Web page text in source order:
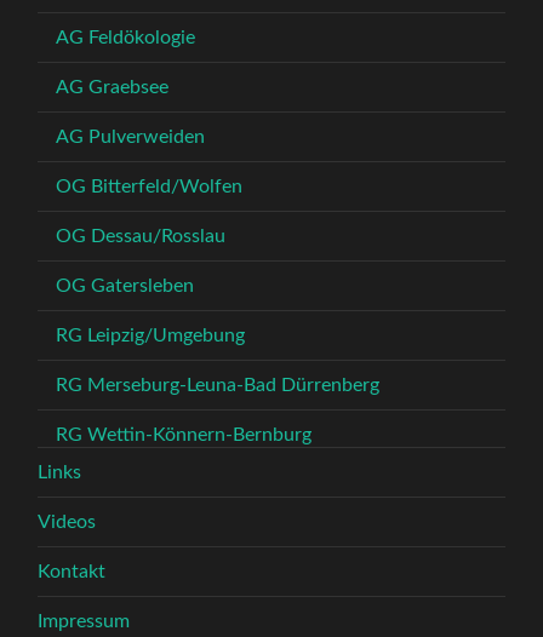
AG Feldökologie
AG Graebsee
AG Pulverweiden
OG Bitterfeld/Wolfen
OG Dessau/Rosslau
OG Gatersleben
RG Leipzig/Umgebung
RG Merseburg-Leuna-Bad Dürrenberg
RG Wettin-Könnern-Bernburg
Links
Videos
Kontakt
Impressum